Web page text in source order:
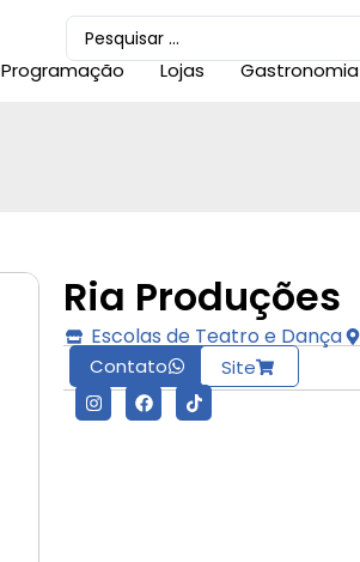
Programação Lojas Gastronomia
Escolas de Teatro e Dança
Contato Site
Ria Produções